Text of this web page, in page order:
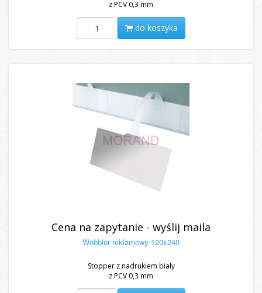
z PCV 0,3 mm
do koszyka
Cena na zapytanie - wyślij maila
Wobbler reklamowy 120x240
Stopper z nadrukiem biały
z PCV 0,3 mm